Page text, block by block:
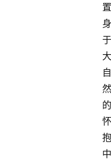
置
身
于
大
自
然
的
怀
抱
中